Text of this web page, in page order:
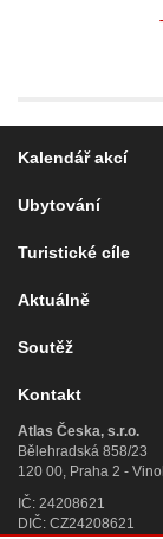
Kalendář akcí
Ubytování
Turistické cíle
Aktuálně
Soutěž
Kontakt
Atlas Česka, s.r.o.
Bělehradská 858/23
120 00, Praha 2 -
IČ: 24208621
DIČ: CZ24208621